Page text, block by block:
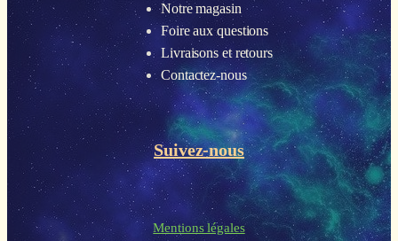
Notre magasin
Foire aux questions
Livraisons et retours
Contactez-nous
Suivez-nous
Mentions légales